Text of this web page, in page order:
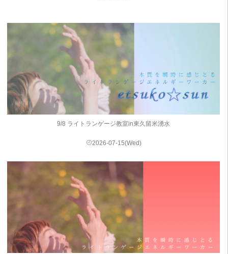
9/8 ライトランゲージ教室in東久留米湧水
2026-07-15(Wed)